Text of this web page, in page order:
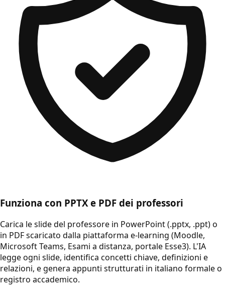
Funziona con PPTX e PDF dei professori
Carica le slide del professore in PowerPoint (.pptx, .ppt) o
in PDF scaricato dalla piattaforma e-learning (Moodle,
Microsoft Teams, Esami a distanza, portale Esse3). L'IA
legge ogni slide, identifica concetti chiave, definizioni e
relazioni, e genera appunti strutturati in italiano formale o
registro accademico.